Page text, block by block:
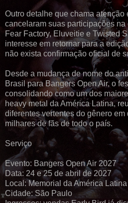
Outro detalhe que chama atenção
cancelaram suas participações
Fear Factory, Eluveitie e Twisted
interesse em retornar para a
não exista confirmação oficial de
Desde a mudança de nome do
Brasil para Bangers Open Air, o
consolidando como um dos
heavy metal da América Latina,
diferentes vertentes do gênero
milhares de fãs de todo o país.
Serviço
Evento: Bangers Open Air 2027
Data: 24 e 25 de abril de 2027
Local: Memorial da América Latina
Cidade: São Paulo